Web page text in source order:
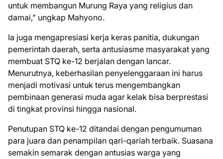
untuk membangun Murung Raya yang religius dan
damai,” ungkap Mahyono.
Ia juga mengapresiasi kerja keras panitia, dukungan
pemerintah daerah, serta antusiasme masyarakat yang
membuat STQ ke-12 berjalan dengan lancar.
Menurutnya, keberhasilan penyelenggaraan ini harus
menjadi motivasi untuk terus mengembangkan
pembinaan generasi muda agar kelak bisa berprestasi
di tingkat provinsi hingga nasional.
Penutupan STQ ke-12 ditandai dengan pengumuman
para juara dan penampilan qari-qariah terbaik. Suasana
semakin semarak dengan antusias warga yang